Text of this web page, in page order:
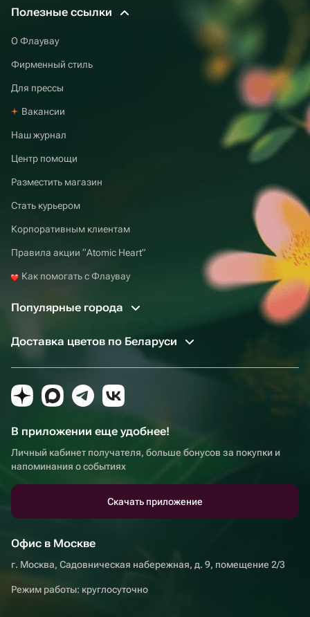
Полезные ссылки
О Флаувау
Фирменный стиль
Для прессы
Вакансии
Наш журнал
Центр помощи
Разместить магазин
Стать курьером
Корпоративным клиентам
Правила акции “Atomic Heart”
Как помогать с Флаувау
Популярные города
Доставка цветов по Беларуси
В приложении еще удобнее!
Личный кабинет получателя, больше бонусов за покупки и
напоминания о событиях
Скачать приложение
Офис в Москве
г. Москва, Садовническая набережная, д. 9, помещение 2/3
Режим работы: круглосуточно